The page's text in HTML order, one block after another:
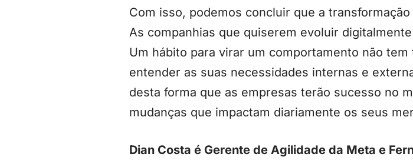
Com isso, podemos concluir que a
As companhias que quiserem evoluir
Um hábito para virar um comportamento não
entender as suas necessidades internas e
desta forma que as empresas terão sucesso no
mudanças que impactam diariamente os seus
Dian Costa é Gerente de Agilidade da Meta e